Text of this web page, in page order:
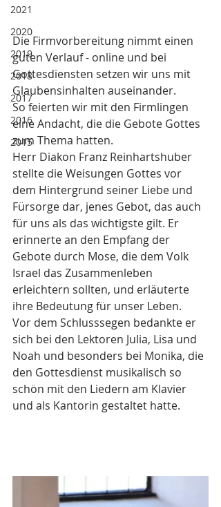
2021
2020
2019
2018
2017
2016
2015
Die Firmvorbereitung nimmt einen
guten Verlauf - online und bei
Gottesdiensten setzen wir uns mit
Glaubensinhalten auseinander.
So feierten wir mit den Firmlingen
eine Andacht, die die Gebote Gottes
zum Thema hatten.
Herr Diakon Franz Reinhartshuber
stellte die Weisungen Gottes vor
dem Hintergrund seiner Liebe und
Fürsorge dar, jenes Gebot, das auch
für uns als das wichtigste gilt. Er
erinnerte an den Empfang der
Gebote durch Mose, die dem Volk
Israel das Zusammenleben
erleichtern sollten, und erläuterte
ihre Bedeutung für unser Leben.
Vor dem Schlusssegen bedankte er
sich bei den Lektoren Julia, Lisa und
Noah und besonders bei Monika, die
den Gottesdienst musikalisch so
schön mit den Liedern am Klavier
und als Kantorin gestaltet hatte.